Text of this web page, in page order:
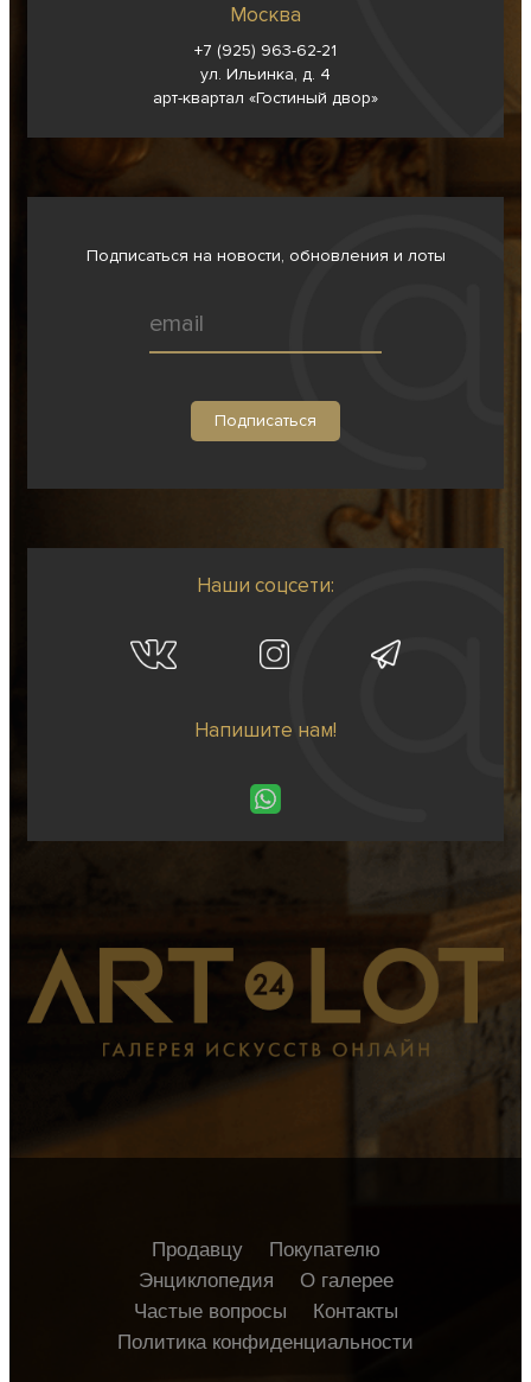
Москва
+7 (925) 963-62-21
ул. Ильинка, д. 4
арт-квартал «Гостиный двор»
Подписаться на новости, обновления и лоты
Наши соцсети:
Напишите нам!
Продавцу
Покупателю
Энциклопедия
О галерее
Частые вопросы
Контакты
Политика конфиденциальности